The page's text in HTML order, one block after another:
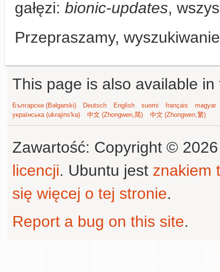
gałęzi: bionic-updates,
Przepraszamy,
This page is also available
Български (Bəlgarski) Deutsch English suomi français
magyar
українська (ukrajins'ka)
中文 (Zhongwen,简) 中文 (Zhongwen,繁)
Zawartość: Copyright ©
licencji. Ubuntu jest znakiem
się więcej o tej stronie.
Report a bug on this site.